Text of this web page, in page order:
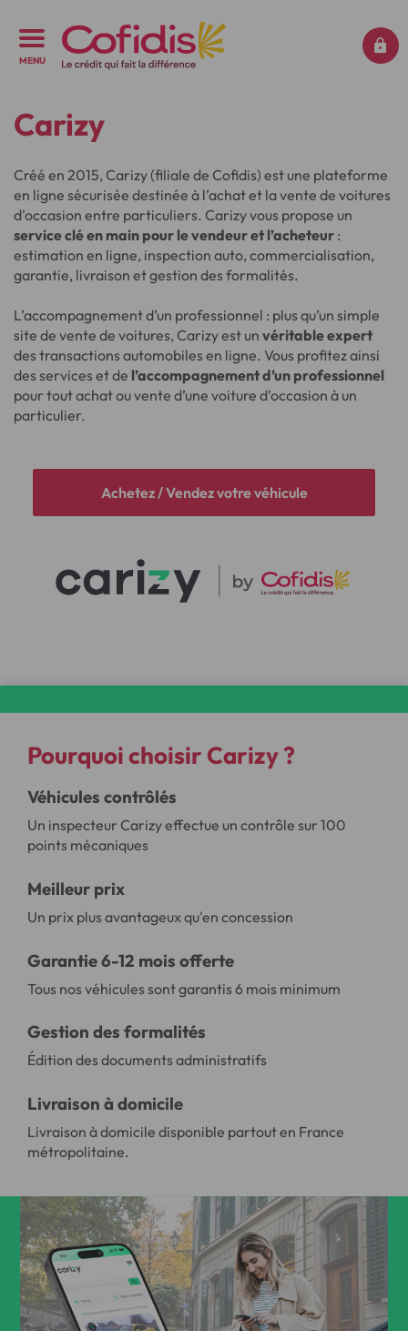
MENU
Carizy
Créé en 2015, Carizy (filiale de Cofidis) est une plateforme
en ligne sécurisée destinée à l’achat et la vente de voitures
d'occasion entre particuliers. Carizy vous propose un
service clé en main pour le vendeur et l’acheteur :
estimation en ligne, inspection auto, commercialisation,
garantie, livraison et gestion des formalités.
L’accompagnement d’un professionnel : plus qu’un simple
site de vente de voitures, Carizy est un véritable expert
des transactions automobiles en ligne. Vous profitez ainsi
des services et de l’accompagnement d’un professionnel
pour tout achat ou vente d’une voiture d’occasion à un
particulier.
Achetez / Vendez votre véhicule
Pourquoi choisir Carizy ?
Véhicules contrôlés
Un inspecteur Carizy effectue un contrôle sur 100
points mécaniques
Meilleur prix
Un prix plus avantageux qu'en concession
Garantie 6-12 mois offerte
Tous nos véhicules sont garantis 6 mois minimum
Gestion des formalités
Édition des documents administratifs
Livraison à domicile
Livraison à domicile disponible partout en France
métropolitaine.